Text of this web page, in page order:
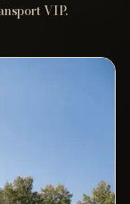
VIP.